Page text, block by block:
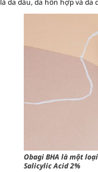
là da dầu, da hỗn hợp và da
Obagi BHA là một
Salicylic Acid 2%